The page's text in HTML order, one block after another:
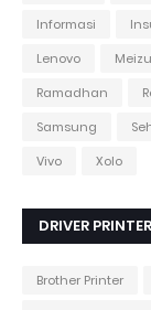
Informasi
Lenovo
Meizu
Ramadhan
Samsung
Vivo
Xolo
DRIVER PRINTER
Brother Printer